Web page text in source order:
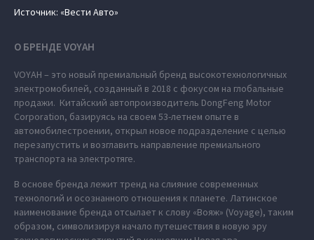
Источник: «Вести Авто»
О БРЕНДЕ VOYAH
VOYAH – это новый премиальный бренд высокотехнологичных
электромобилей, созданный в 2018 с фокусом на глобальные
продажи. Китайский автопроизводитель DongFeng Motor
Corporation, базируясь на своем 53-летнем опыте в
автомобилестроении, открыл новое подразделение с целью
перезапустить и возглавить направление премиального
транспорта на электротяге.
В основе бренда лежит тренд на слияние современных
технологий и осознанного отношения к планете. Латинское
наименование бренда отсылает к слову «Вояж» (Voyage), таким
образом, символизируя начало путешествия в новую эру